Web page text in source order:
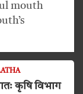
mouth
कृषि विभाग